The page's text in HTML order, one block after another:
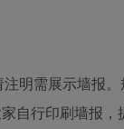
明需展示墙报
自行印刷墙报，